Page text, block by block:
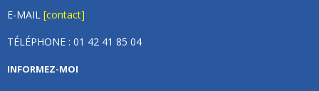
E-MAIL [contact]
TÉLÉPHONE : 01 42 41 85 04
INFORMEZ-MOI